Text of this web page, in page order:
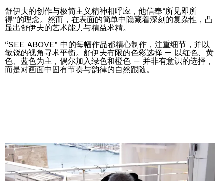
舒伊夫的创作与极简主义精神相呼应，他信奉“所见即所
得”的理念。然而，在表面的简单中隐藏着深刻的复杂性，凸
显出舒伊夫的艺术能力与精益求精。
“SEE ABOVE” 中的每幅作品都精心制作，注重细节，并以
敏锐的视角寻求平衡。舒伊夫有限的色彩选择 — 以红色、黄
色、蓝色为主，偶尔加入绿色和橙色 — 并非有意识的选择，
而是对画面中固有节奏与韵律的自然跟随。